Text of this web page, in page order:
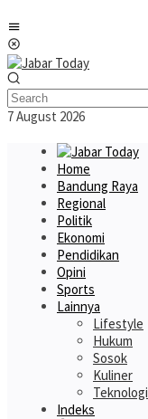
to
content
7 August 2026
Home
Bandung Raya
Regional
Politik
Ekonomi
Pendidikan
Opini
Sports
Lainnya
Lifestyle
Hukum
Sosok
Kuliner
Teknologi
Indeks